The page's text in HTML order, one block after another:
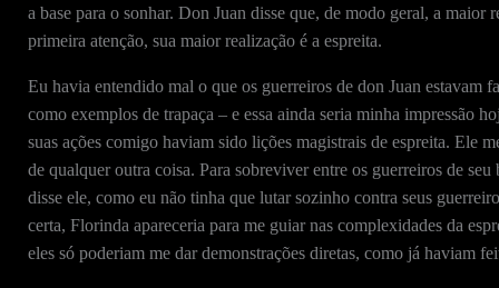
a base para o sonhar. Don Juan disse que, de modo geral, a maior
primeira atenção, sua maior realização é a espreita.
Eu havia entendido mal o que os guerreiros de don Juan estavam
como exemplos de trapaça – e essa ainda seria minha impressão
suas ações comigo haviam sido lições magistrais de espreita. Ele
de qualquer outra coisa. Para sobreviver entre os guerreiros de
disse ele, como eu não tinha que lutar sozinho contra seus
certa, Florinda apareceria para me guiar nas complexidades da
eles só poderiam me dar demonstrações diretas, como já haviam